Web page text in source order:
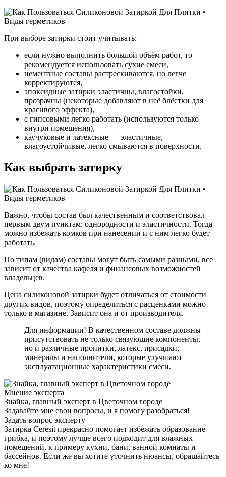
При выборе затирки стоит учитывать:
если нужно выполнить большой объём работ, то
рекомендуется использовать сухие смеси,
цементные составы растрескиваются, но легче
корректируются,
эпоксидные затирки эластичны, влагостойки,
прозрачны (некоторые добавляют в неё блёстки для
красивого эффекта),
с гипсовыми легко работать (используются только
внутри помещения),
каучуковые и латексные — эластичные,
влагоустойчивые, легко смываются в поверхности.
Как выбрать затирку
Важно, чтобы состав был качественным и соответствовал
первым двум пунктам: однородности и эластичности. Тогда
можно избежать комков при нанесении и с ним легко будет
работать.
По типам (видам) составы могут быть самыми разными, все
зависит от качества кафеля и финансовых возможностей
владельцев.
Цена силиконовой затирки будет отличаться от стоимости
других видов, поэтому определиться с расценками можно
только в магазине. Зависит она и от производителя.
Для информации! В качественном составе должны
присутствовать не только связующие компоненты,
но и различные пропитки, латекс, присадки,
минералы и наполнители, которые улучшают
эксплуатационные характеристики смеси.
Мнение эксперта
Знайка, главный эксперт в Цветочном городе
Задавайте мне свои вопросы, и я помогу разобраться!
Задать вопрос эксперту
Затирка Ceresit прекрасно помогает избежать образование
грибка, и поэтому лучше всего подходит для влажных
помещений, к примеру кухни, бани, ванной комнаты и
бассейнов. Если же вы хотите уточнить нюансы, обращайтесь
ко мне!